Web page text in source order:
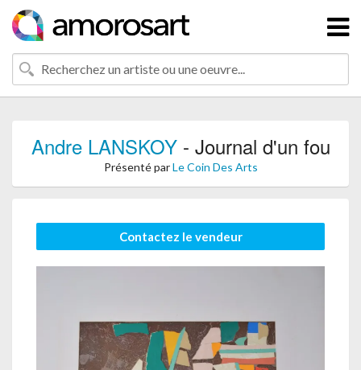
Andre LANSKOY- Journal d'un fou
Présenté parLe Coin Des Arts
Contactez le vendeur